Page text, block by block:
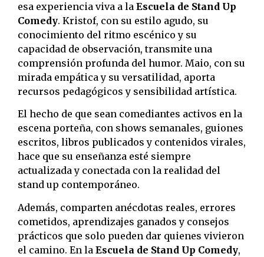
esa experiencia viva a la Escuela de Stand Up
Comedy. Kristof, con su estilo agudo, su
conocimiento del ritmo escénico y su
capacidad de observación, transmite una
comprensión profunda del humor. Maio, con su
mirada empática y su versatilidad, aporta
recursos pedagógicos y sensibilidad artística.
El hecho de que sean comediantes activos en la
escena porteña, con shows semanales, guiones
escritos, libros publicados y contenidos virales,
hace que su enseñanza esté siempre
actualizada y conectada con la realidad del
stand up contemporáneo.
Además, comparten anécdotas reales, errores
cometidos, aprendizajes ganados y consejos
prácticos que solo pueden dar quienes vivieron
el camino. En la Escuela de Stand Up Comedy,